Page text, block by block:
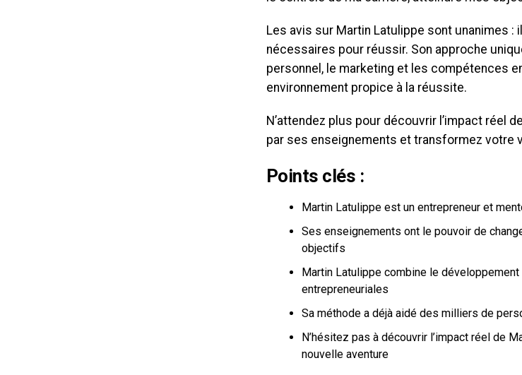
Les avis sur Martin Latulippe sont unanimes
nécessaires pour réussir. Son approche
personnel, le marketing et les compétences
environnement propice à la réussite.
N’attendez plus pour découvrir l’impact réel
par ses enseignements et transformez votre
Points clés :
Martin Latulippe est un entrepreneur et
Ses enseignements ont le pouvoir de
objectifs
Martin Latulippe combine le
entrepreneuriales
Sa méthode a déjà aidé des milliers de
N’hésitez pas à découvrir l’impact réel de
nouvelle aventure